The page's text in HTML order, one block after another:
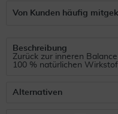
Von Kunden häufig
Beschreibung
Zurück zur inneren
100 % natürlichen
Alternativen